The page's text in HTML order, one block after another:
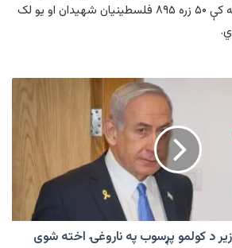
اسرائیلي تجاوزاتو په پایله کې ۵۰ زره ۸۹۵ فلسطینیان شهیدان او یو لک
د کولمو پړسوب په ناروغۍ اخته شوی